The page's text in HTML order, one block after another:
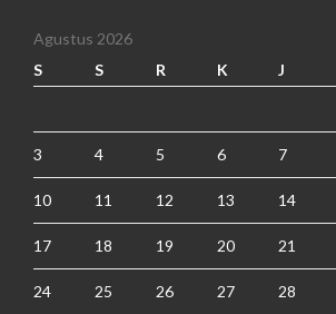
Agustus 2026
S
S R K J
3 4 5 6 7
10 11 12 13 14
17 18 19 20 21
24 25 26 27 28